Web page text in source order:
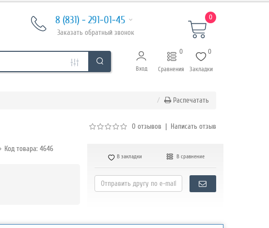
8 (831) - 291-01-45
Заказатьобратныйзвонок
0
0
Закладки
0
Сравнения
Вход
Распечатать
0 отзывов | Написать отзыв
Код товара: 4646
В закладки В сравнение